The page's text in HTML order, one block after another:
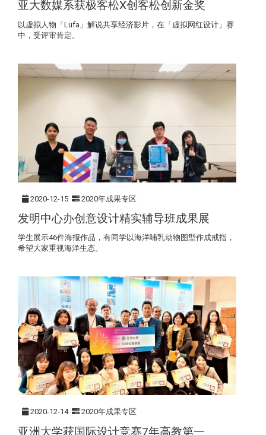
亚大数媒系获极客松X创客松创新金奖
以虚拟人物「Lufa」解说共享经济影片，在「虚拟网红设计」赛
中，受评审肯定。
2020-12-15 2020年成果专区
发明中心办创意设计精实辅导班成果展
学生展示46件海报作品，有同学以海洋哺乳动物图型作成戒指，
希望大家重视海洋生态。
2020-12-14 2020年成果专区
亚洲大学获国际设计竞赛7年高教第一